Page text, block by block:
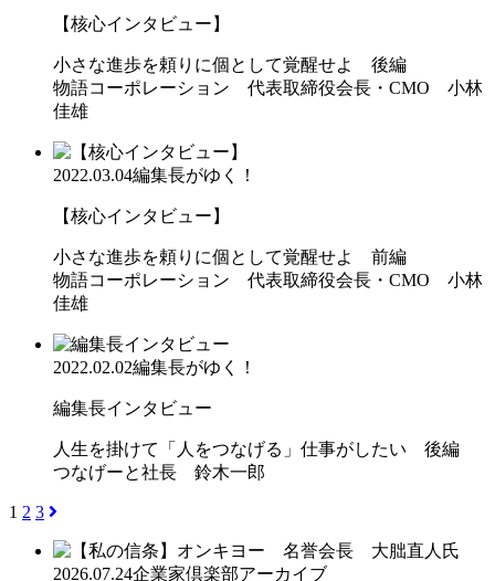
【核心インタビュー】
小さな進歩を頼りに個として覚醒せよ 後編
物語コーポレーション 代表取締役会長・CMO 小林
佳雄
2022.03.04編集長がゆく！
【核心インタビュー】
小さな進歩を頼りに個として覚醒せよ 前編
物語コーポレーション 代表取締役会長・CMO 小林
佳雄
2022.02.02編集長がゆく！
編集長インタビュー
人生を掛けて「人をつなげる」仕事がしたい 後編
つなげーと社長 鈴木一郎
1 2 3
2026.07.24企業家倶楽部アーカイブ